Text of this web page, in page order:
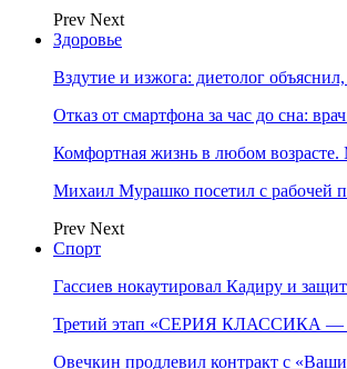
Prev Next
Здоровье
Вздутие и изжога: диетолог
Отказ от смартфона за час до сна:
Комфортная жизнь в любом
Михаил Мурашко посетил с рабочей
Prev Next
Спорт
Гассиев нокаутировал Кадиру и
Третий этап «СЕРИЯ КЛАССИКА —
Овечкин продлевил контракт с